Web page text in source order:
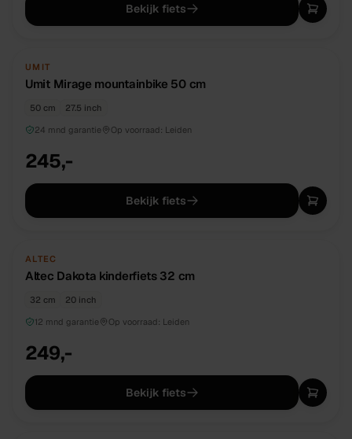
Bekijk fiets
NIEUW
UMIT
Umit Mirage mountainbike 50 cm
50 cm
27.5 inch
24 mnd garantie
Op voorraad: Leiden
245,-
Bekijk fiets
NIEUW
ALTEC
Altec Dakota kinderfiets 32 cm
32 cm
20 inch
12 mnd garantie
Op voorraad: Leiden
249,-
Bekijk fiets